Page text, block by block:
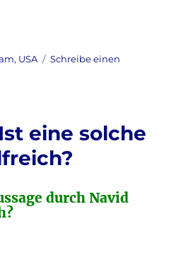
, USA
Schreibe einen
eine solche
durch Navid